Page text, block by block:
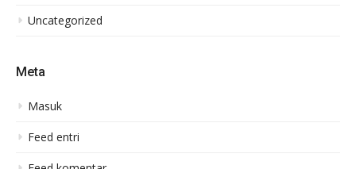
Uncategorized
Meta
Masuk
Feed entri